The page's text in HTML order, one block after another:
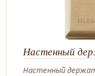
Настенный
Настенный